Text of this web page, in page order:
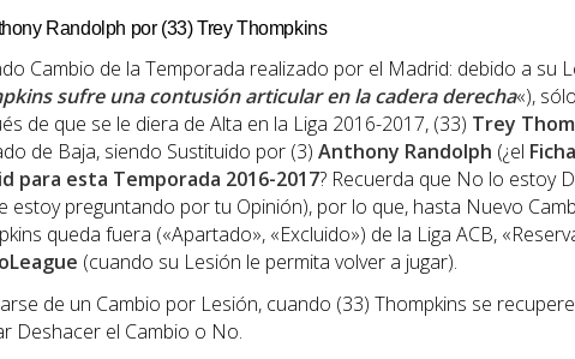
Randolph por (33) Trey Thompkins
Cambio de la Temporada realizado por el Madrid: debido a su
sufre una contusión articular en la cadera derecha«),
de que se le diera de Alta en la Liga 2016-2017, (33) Trey
de Baja, siendo Sustituido por (3) Anthony Randolph (¿el
para esta Temporada 2016-2017? Recuerda que No lo estoy
estoy preguntando por tu Opinión), por lo que, hasta Nuevo
queda fuera («Apartado», «Excluido») de la Liga ACB,
(cuando su Lesión le permita volver a jugar).
de un Cambio por Lesión, cuando (33) Thompkins se
Deshacer el Cambio o No.